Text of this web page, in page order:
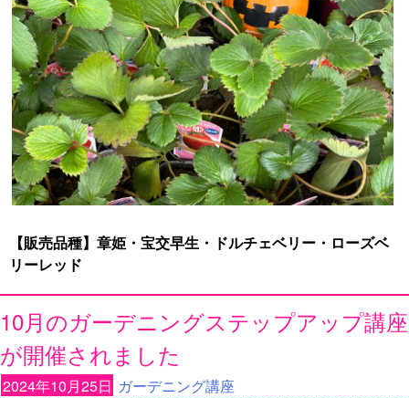
【販売品種】章姫・宝交早生・ドルチェベリー・ローズベ
リーレッド
10月のガーデニングステップアップ講座
が開催されました
2024年10月25日 ガーデニング講座